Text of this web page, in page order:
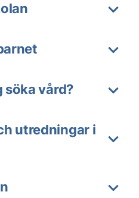
söka vård?
utredningar i